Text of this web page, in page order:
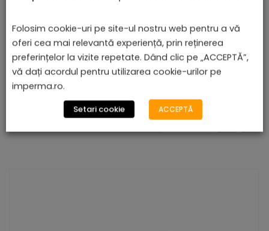
PRODUSE ASEMĂNĂTOARE
Folosim cookie-uri pe site-ul nostru web pentru a vă
oferi cea mai relevantă experiență, prin reținerea
preferințelor la vizite repetate. Dând clic pe „ACCEPTĂ”,
vă dați acordul pentru utilizarea cookie-urilor pe
imperma.ro.
Setari cookie ACCEPTĂ